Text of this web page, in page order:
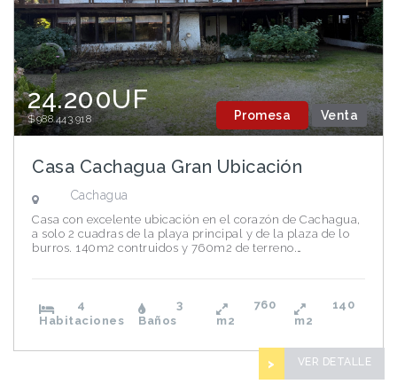
Promesa Venta
24.200UF
$988.443.918
Casa Cachagua Gran Ubicación
Cachagua
Casa con excelente ubicación en el corazón de Cachagua,
a solo 2 cuadras de la playa principal y de la plaza de lo
burros. 140m2 contruidos y 760m2 de terreno.…
4
Habitaciones
3
Baños
760
m2
140
m2
> VER DETALLE